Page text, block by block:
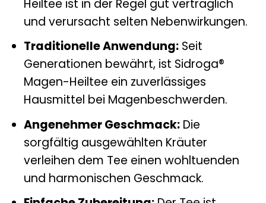
Heiltee ist in der Regel gut verträglich
und verursacht selten Nebenwirkungen.
Traditionelle Anwendung:Seit
Generationen bewährt, ist Sidroga®
Magen-Heiltee ein zuverlässiges
Hausmittel bei Magenbeschwerden.
Angenehmer Geschmack:Die
sorgfältig ausgewählten Kräuter
verleihen dem Tee einen wohltuenden
und harmonischen Geschmack.